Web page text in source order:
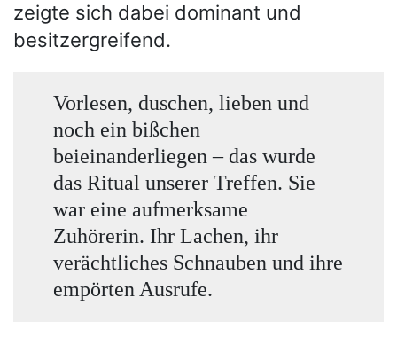
zeigte sich dabei dominant und
besitzergreifend.
Vorlesen, duschen, lieben und
noch ein bißchen
beieinanderliegen – das wurde
das Ritual unserer Treffen. Sie
war eine aufmerksame
Zuhörerin. Ihr Lachen, ihr
verächtliches Schnauben und ihre
empörten Ausrufe.